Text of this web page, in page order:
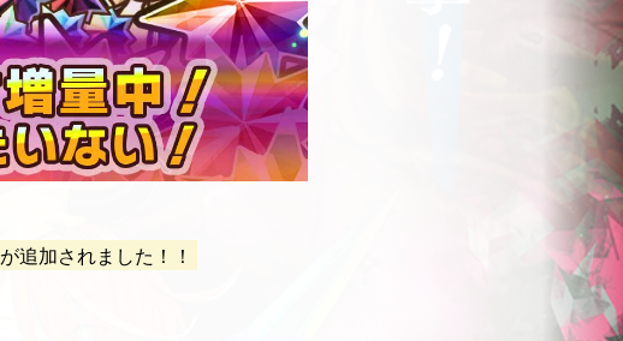
が追加されました！！